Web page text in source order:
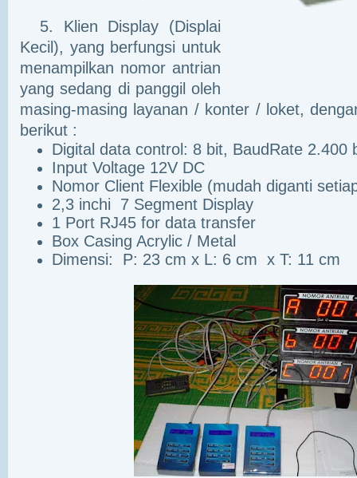
5. Klien Display (Displai
Kecil), yang berfungsi untuk
menampilkan nomor antrian
yang sedang di panggil oleh
masing-masing layanan / konter / loket,
berikut :
Digital data control: 8 bit, BaudRate 2.400
Input Voltage 12V DC
Nomor Client Flexible (mudah diganti
2,3 inchi 7 Segment Display
1 Port RJ45 for data transfer
Box Casing Acrylic / Metal
Dimensi: P: 23 cm x L: 6 cm x T: 11 cm